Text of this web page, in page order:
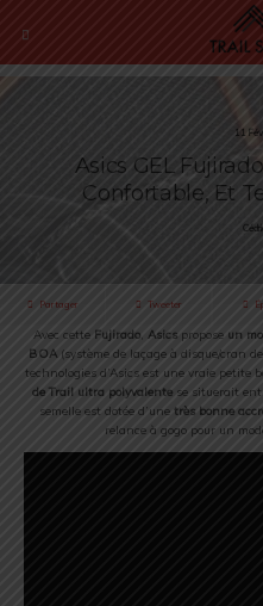
11
Asics GEL
Confortable, Et
Partager Tweeter
Avec cette Fujirado, Asics propose un
BOA(système de laçage à disque/cran
technologies d’Asics est une vraie petite
de Trail ultra polyvalentese situerait
semelle est dotée d’une très bonne
relance à gogo pour un